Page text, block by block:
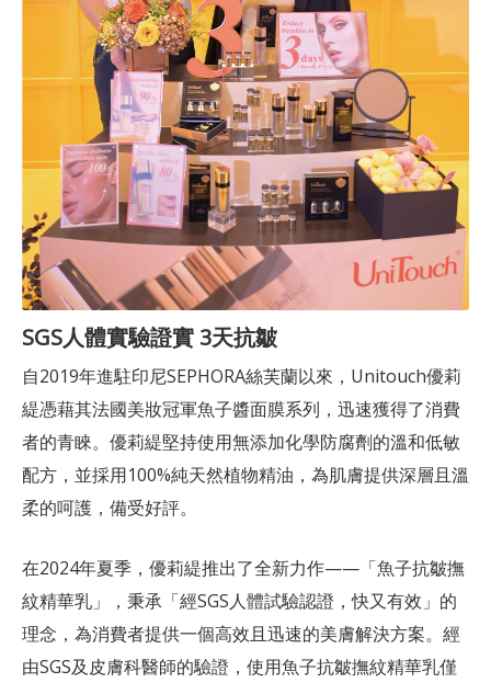
SGS人體實驗證實 3天抗皺
自2019年進駐印尼SEPHORA絲芙蘭以來，Unitouch優莉
緹憑藉其法國美妝冠軍魚子醬面膜系列，迅速獲得了消費
者的青睞。優莉緹堅持使用無添加化學防腐劑的溫和低敏
配方，並採用100%純天然植物精油，為肌膚提供深層且溫
柔的呵護，備受好評。
在2024年夏季，優莉緹推出了全新力作——「魚子抗皺撫
紋精華乳」，秉承「經SGS人體試驗認證，快又有效」的
理念，為消費者提供一個高效且迅速的美膚解決方案。經
由SGS及皮膚科醫師的驗證，使用魚子抗皺撫紋精華乳僅